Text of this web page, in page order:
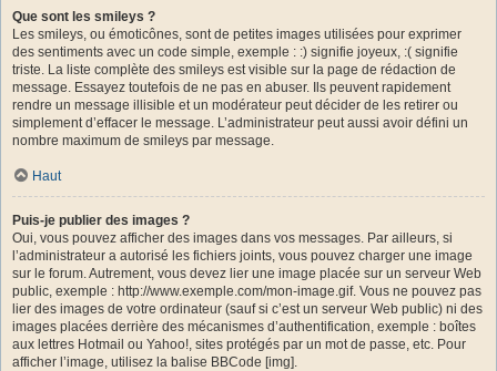
Que sont les smileys ?
Les smileys, ou émoticônes, sont de petites images utilisées pour exprimer
des sentiments avec un code simple, exemple : :) signifie joyeux, :( signifie
triste. La liste complète des smileys est visible sur la page de rédaction de
message. Essayez toutefois de ne pas en abuser. Ils peuvent rapidement
rendre un message illisible et un modérateur peut décider de les retirer ou
simplement d’effacer le message. L’administrateur peut aussi avoir défini un
nombre maximum de smileys par message.
Haut
Puis-je publier des images ?
Oui, vous pouvez afficher des images dans vos messages. Par ailleurs, si
l’administrateur a autorisé les fichiers joints, vous pouvez charger une image
sur le forum. Autrement, vous devez lier une image placée sur un serveur Web
public, exemple : http://www.exemple.com/mon-image.gif. Vous ne pouvez pas
lier des images de votre ordinateur (sauf si c’est un serveur Web public) ni des
images placées derrière des mécanismes d’authentification, exemple : boîtes
aux lettres Hotmail ou Yahoo!, sites protégés par un mot de passe, etc. Pour
afficher l’image, utilisez la balise BBCode [img].